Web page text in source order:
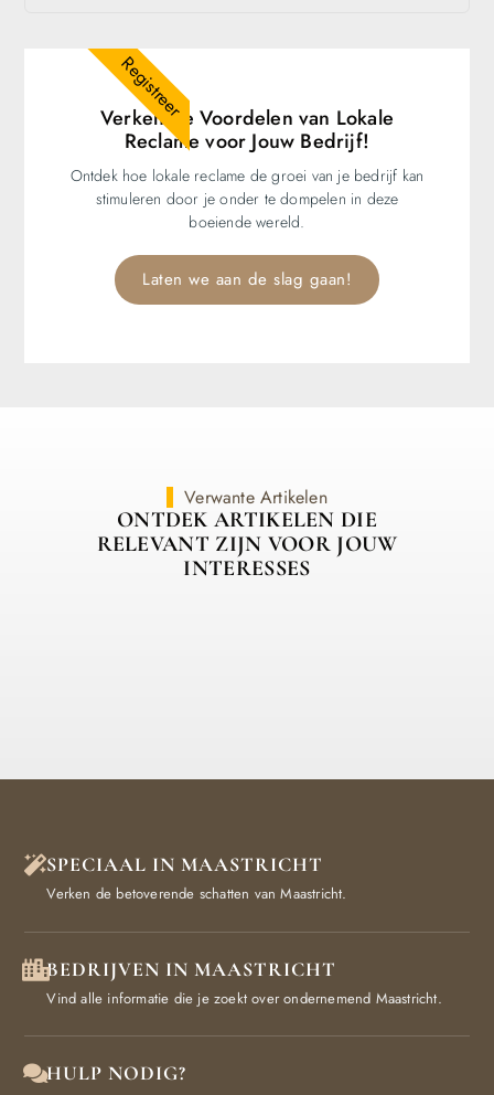
Verken de Voordelen van Lokale
Reclame voor Jouw Bedrijf!
Ontdek hoe lokale reclame de groei van je bedrijf kan
stimuleren door je onder te dompelen in deze
boeiende wereld.
Laten we aan de slag gaan!
Registreer
Verwante Artikelen
ONTDEK ARTIKELEN DIE
RELEVANT ZIJN VOOR JOUW
INTERESSES
SPECIAAL IN MAASTRICHT
Verken de betoverende schatten van Maastricht.
BEDRIJVEN IN MAASTRICHT
Vind alle informatie die je zoekt over ondernemend Maastricht.
HULP NODIG?